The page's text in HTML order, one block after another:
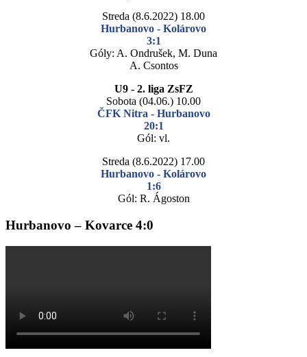
Streda (8.6.2022) 18.00
Hurbanovo - Kolárovo
3:1
Góly: A. Ondrušek, M. Duna
A. Csontos
U9 - 2. liga ZsFZ
Sobota (04.06.) 10.00
ČFK Nitra - Hurbanovo
20:1
Gól: vl.
Streda (8.6.2022) 17.00
Hurbanovo - Kolárovo
1:6
Gól: R. Ágoston
Hurbanovo – Kovarce 4:0